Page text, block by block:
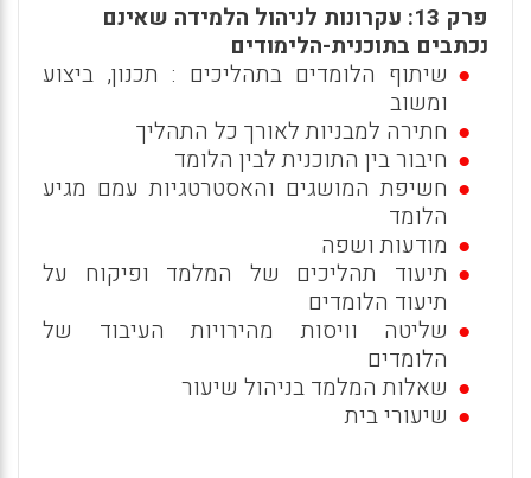
פרק 13: עקרונות לניהול הלמידה שאינם
נכתבים בתוכנית-הלימודים
שיתוף הלומדים בתהליכים : תכנון, ביצוע
ומשוב
חתירה למבניות לאורך כל התהליך
חיבור בין התוכנית לבין הלומד
חשיפת המושגים והאסטרטגיות עמם מגיע
הלומד
מודעות ושפה
תיעוד תהליכים של המלמד ופיקוח על
תיעוד הלומדים
שליטה וויסות מהירויות העיבוד של
הלומדים
שאלות המלמד בניהול שיעור
שיעורי בית